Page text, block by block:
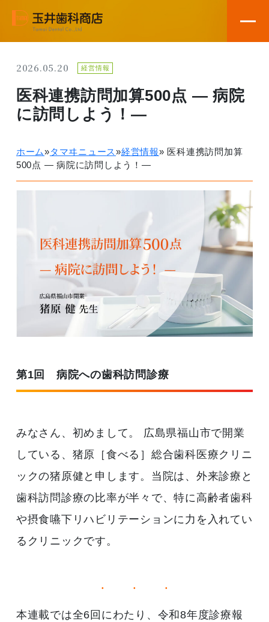
2026.05.20 経営情報
医科連携訪問加算500点 ― 病院
に訪問しよう！―
ホーム»タマヰニュース»経営情報» 医科連携訪問加算
500点 ― 病院に訪問しよう！―
第1回 病院への歯科訪問診療
みなさん、初めまして。 広島県福山市で開業
している、猪原［食べる］総合歯科医療クリニ
ックの猪原健と申します。当院は、外来診療と
歯科訪問診療の比率が半々で、特に高齢者歯科
や摂食嚥下リハビリテーションに力を入れてい
るクリニックです。
本連載では全6回にわたり、令和8年度診療報